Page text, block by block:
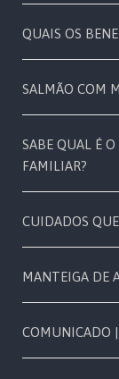
QUAIS OS
SALMÃO COM
SABE QUAL É
FAMILIAR?
CUIDADOS
MANTEIGA DE
COMUNICADO